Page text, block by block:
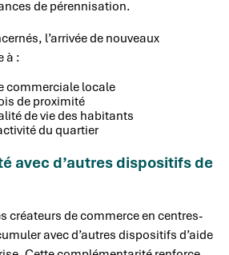
de pérennisation.
l’arrivée de nouveaux
à :
commerciale locale
de proximité
de vie des habitants
du quartier
avec d’autres dispositifs de
créateurs de commerce en centres-
avec d’autres dispositifs d’aide